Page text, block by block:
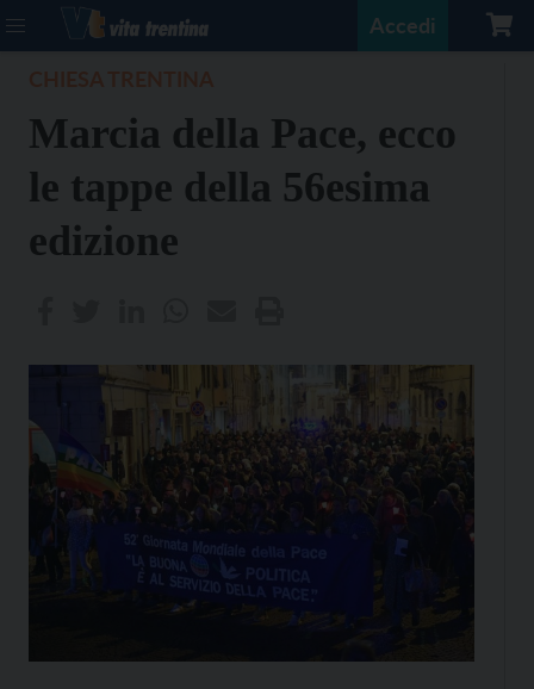
Accedi
Marcia della Pace, ecco
le tappe della 56esima
edizione